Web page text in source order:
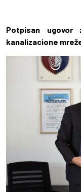
Potpisan ugovor
kanalizacione